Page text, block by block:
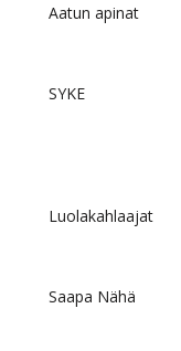
Aatun apinat
SYKE
Luolakahlaajat
Saapa Nähä